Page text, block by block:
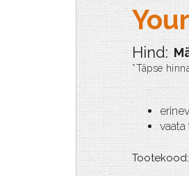
Tootekood: